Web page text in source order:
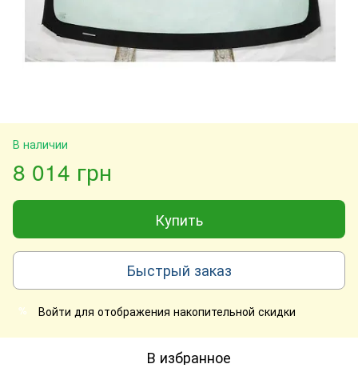
В наличии
8 014 грн
Купить
Быстрый заказ
% Войти для отображения накопительной скидки
В избранное